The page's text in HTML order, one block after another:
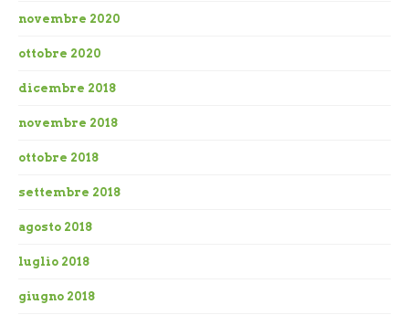
novembre 2020
ottobre 2020
dicembre 2018
novembre 2018
ottobre 2018
settembre 2018
agosto 2018
luglio 2018
giugno 2018